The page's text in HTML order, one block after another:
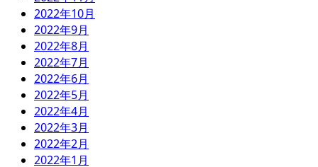
2022年10月
2022年9月
2022年8月
2022年7月
2022年6月
2022年5月
2022年4月
2022年3月
2022年2月
2022年1月